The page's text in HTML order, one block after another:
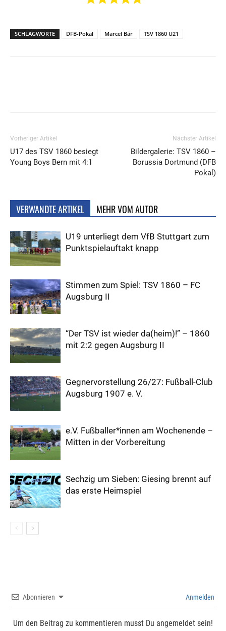
SCHLAGWORTE DFB-Pokal Marcel Bär TSV 1860 U21
Vorheriger Artikel
U17 des TSV 1860 besiegt
Young Boys Bern mit 4:1
Nächster Artikel
Bildergalerie: TSV 1860 –
Borussia Dortmund (DFB
Pokal)
VERWANDTE ARTIKEL MEHR VOM AUTOR
U19 unterliegt dem VfB Stuttgart zum
Punktspielauftakt knapp
Stimmen zum Spiel: TSV 1860 – FC
Augsburg II
“Der TSV ist wieder da(heim)!” – 1860
mit 2:2 gegen Augsburg II
Gegnervorstellung 26/27: Fußball-Club
Augsburg 1907 e. V.
e.V. Fußballer*innen am Wochenende –
Mitten in der Vorbereitung
Sechzig um Sieben: Giesing brennt auf
das erste Heimspiel
Abonnieren Anmelden
Um den Beitrag zu kommentieren musst Du angemeldet sein!